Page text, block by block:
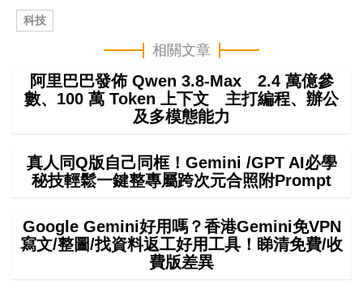
科技
相關文章
阿里巴巴發佈 Qwen 3.8-Max 2.4 萬億參
數、100 萬 Token 上下文 主打編程、辦公
及多模態能力
真人同Q版自己同框！Gemini /GPT AI必學
秘技輕鬆一鍵整專屬跨次元合照附Prompt
Google Gemini好用嗎？香港Gemini免VPN
寫文/整圖/找資料返工好用工具！睇清免費/收
費版差異